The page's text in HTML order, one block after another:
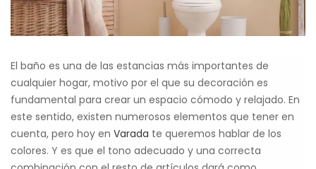
El baño es una de las estancias más importantes de
cualquier hogar, motivo por el que su decoración es
fundamental para crear un espacio cómodo y relajado. En
este sentido, existen numerosos elementos que tener en
cuenta, pero hoy en Varada te queremos hablar de los
colores. Y es que el tono adecuado y una correcta